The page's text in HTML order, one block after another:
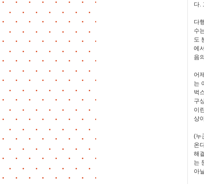
다.
다
수
도
에
음
어
는
벅
구
이
상
(누
온
해
는
아